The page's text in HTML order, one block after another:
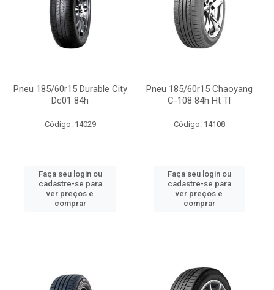
Pneu 185/60r15 Durable City
Dc01 84h
Código: 14029
Faça seu login ou
cadastre-se para
ver preços e
comprar
Pneu 185/60r15 Chaoyang
C-108 84h Ht Tl
Código: 14108
Faça seu login ou
cadastre-se para
ver preços e
comprar